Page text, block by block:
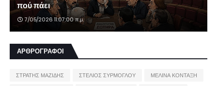
πού πάει
7/05/2026 11:07:00 π.μ.
ΑΡΘΡΟΓΡΑΦΟΙ
ΣΤΡΑΤΗΣ ΜΑΖΙΔΗΣ ΣΤΕΛΙΟΣ ΣΥΡΜΟΓΛΟΥ
ΜΕΛΙΝΑ ΚΟΝΤΑΞΗ